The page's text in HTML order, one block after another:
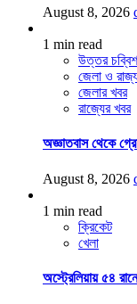
August 8, 2026
1 min read
উত্তর
জেলা ও
জেলার খবর
রাজ্যের খবর
অজ্ঞাতবাস থেকে
August 8, 2026
1 min read
ক্রিকেট
খেলা
অস্ট্রেলিয়ায় ৫৪